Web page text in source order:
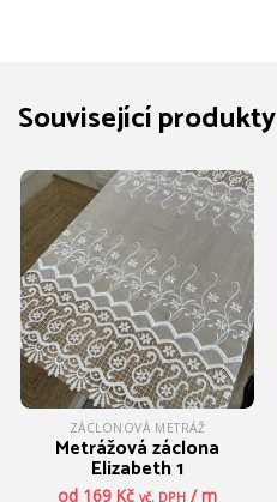
Související produkty
ZÁCLONOVÁ METRÁŽ
Metrážová záclona
Elizabeth 1
od 169 Kč vč. DPH / m